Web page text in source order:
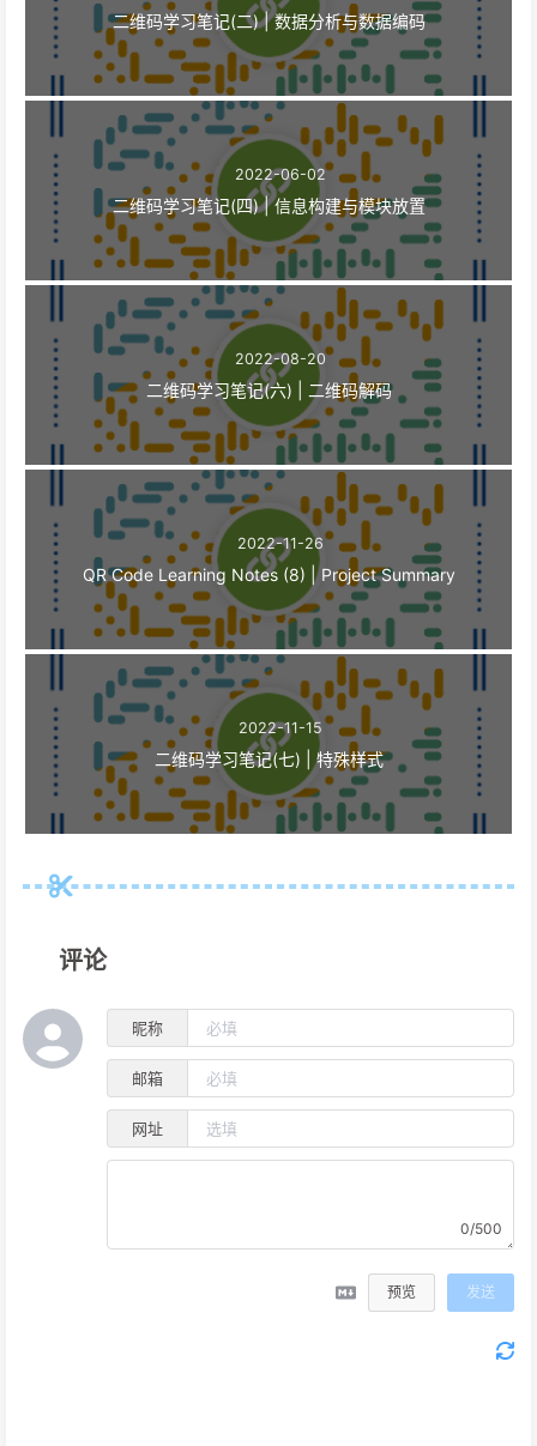
二维码学习笔记(二) | 数据分析与数据编码
2022-06-02
二维码学习笔记(四) | 信息构建与模块放置
2022-08-20
二维码学习笔记(六) | 二维码解码
2022-11-26
QR Code Learning Notes (8) | Project Summary
2022-11-15
二维码学习笔记(七) | 特殊样式
评论
昵称
邮箱
网址
0/500
预览 发送